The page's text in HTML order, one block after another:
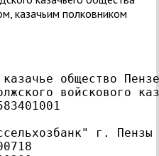
казачьим полковником
казачье общество
войскового
г.